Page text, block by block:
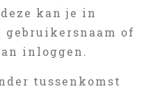
kan je in
of
inloggen.
tussenkomst